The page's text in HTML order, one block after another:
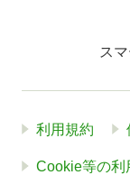
ス
利用規約
Cookie等の利